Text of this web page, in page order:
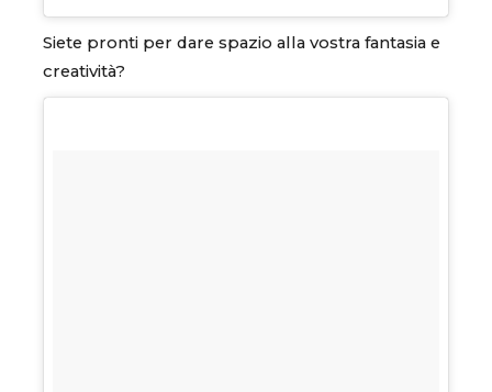
Siete pronti per dare spazio alla vostra fantasia e
creatività?